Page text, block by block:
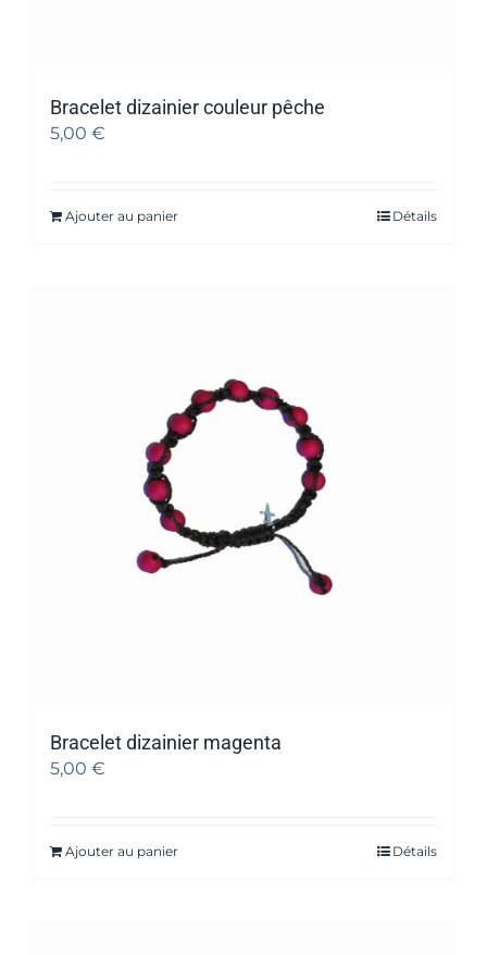
Bracelet dizainier couleur pêche
5,00 €
Ajouter au panier Détails
Bracelet dizainier magenta
5,00 €
Ajouter au panier Détails